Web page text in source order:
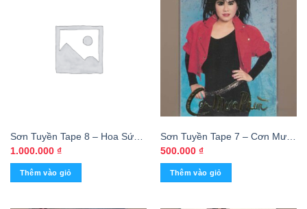
Sơn Tuyền Tape 8 – Hoa Sứ
Nhà Nàng (KGMG) – cái
1.000.000 ₫
Thêm vào giỏ
Sơn Tuyền Tape 7 – Cơn Mưa
Phùn (Băng Trắng) KGTUS
500.000 ₫
Thêm vào giỏ